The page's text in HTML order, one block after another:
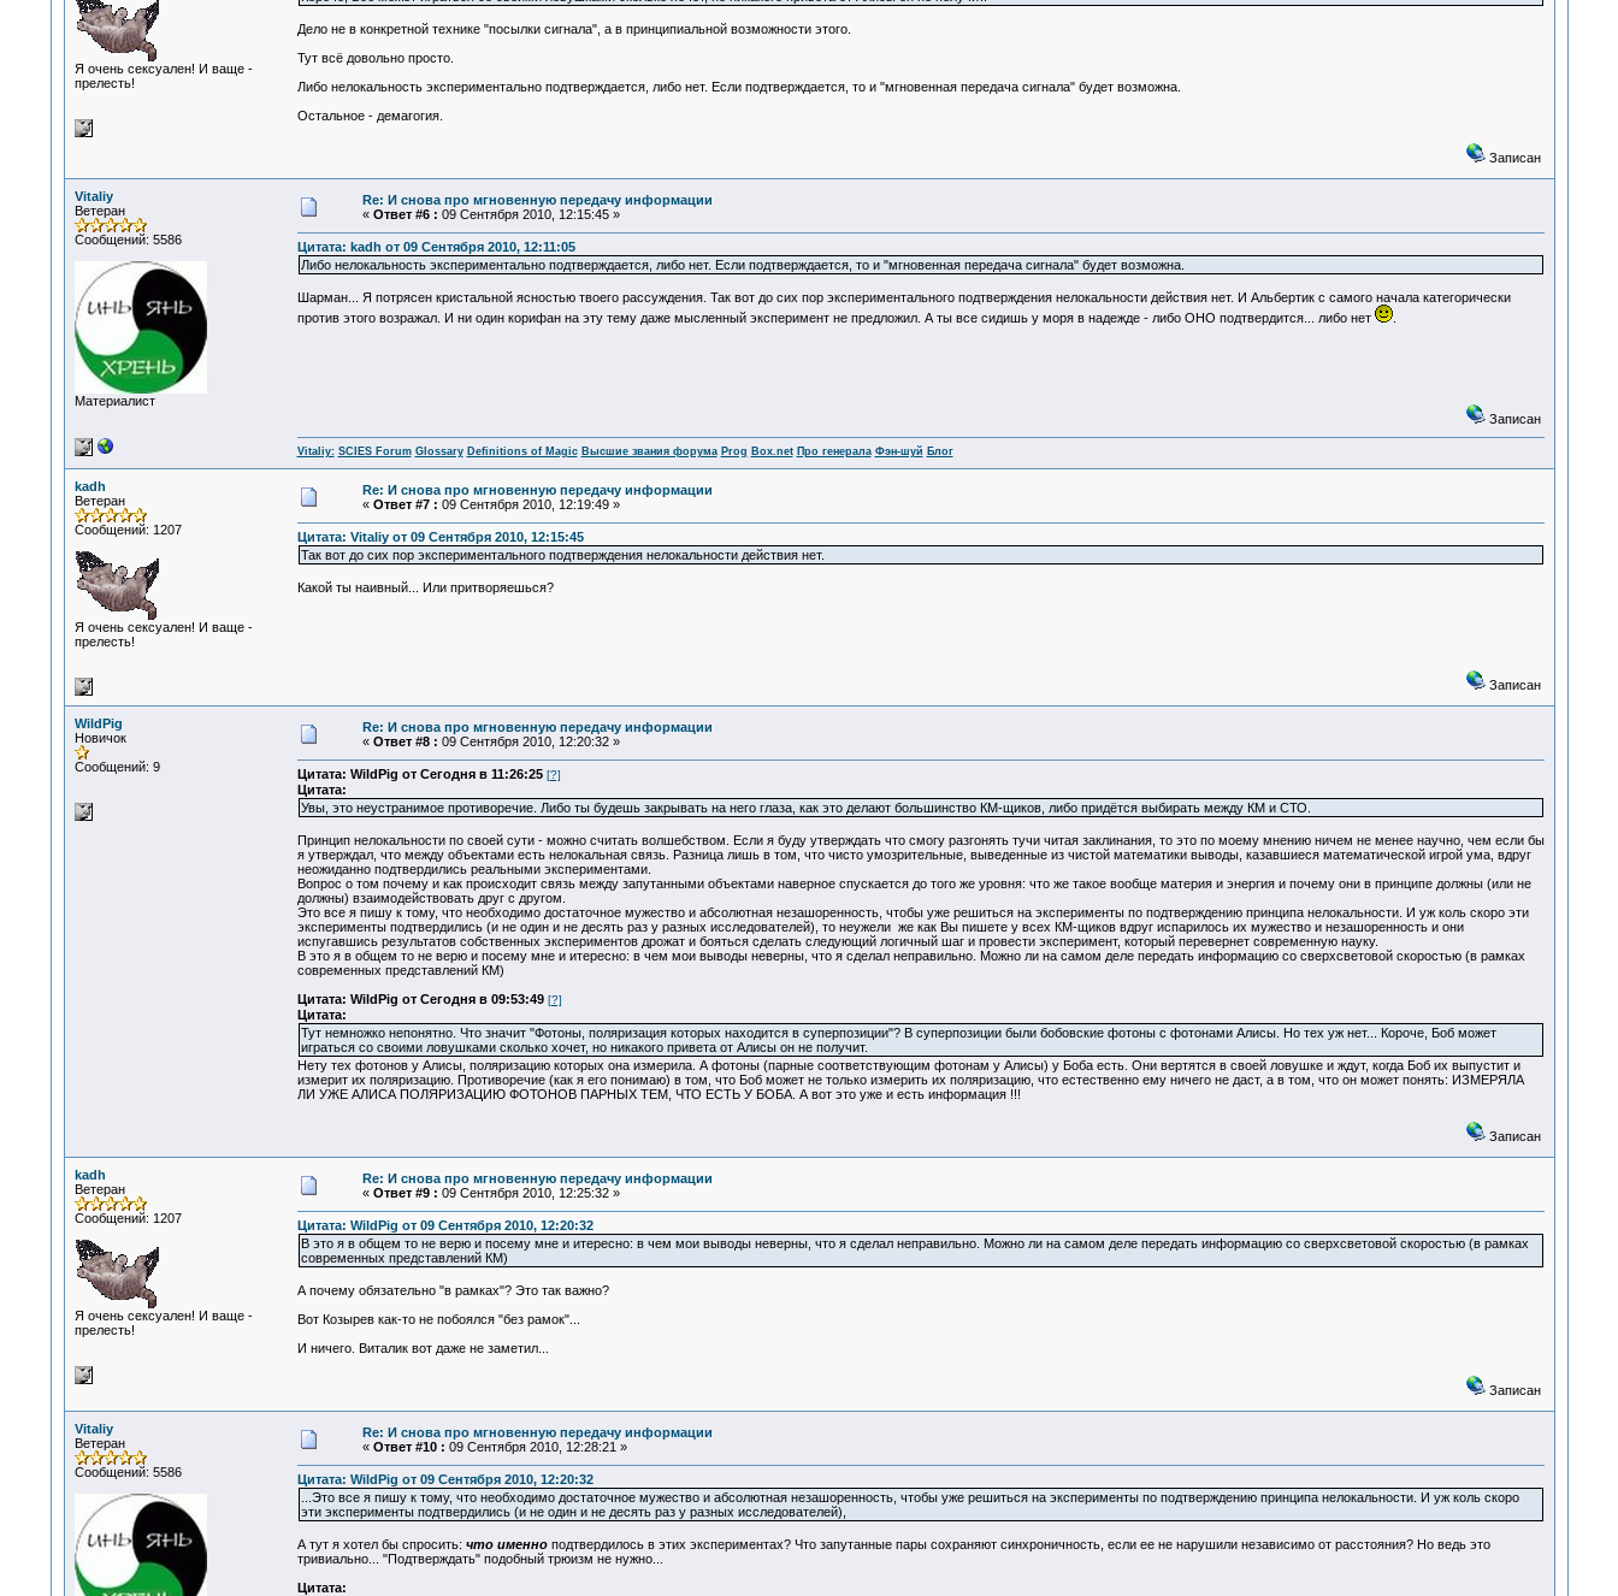
Я очень сексуален! И ваще -
прелесть!
Дело не в конкретной технике "посылки сигнала", а в принципиальной возможности этого.
Тут всё довольно просто.
Либо нелокальность экспериментально подтверждается, либо нет. Если подтверждается, то и "мгновенная передача сигнала" будет возможна.
Остальное - демагогия.
Записан
Vitaliy
Ветеран
Сообщений: 5586
Материалист
Re: И снова про мгновенную передачу информации
« Ответ #6 : 09 Сентября 2010, 12:15:45 »
Цитата: kadh от 09 Сентября 2010, 12:11:05
Либо нелокальность экспериментально подтверждается, либо нет. Если подтверждается, то и "мгновенная передача сигнала" будет возможна.
Шарман... Я потрясен кристальной ясностью твоего рассуждения. Так вот до сих пор экспериментального подтверждения нелокальности действия нет. И Альбертик с самого начала категорически
против этого возражал. И ни один корифан на эту тему даже мысленный эксперимент не предложил. А ты все сидишь у моря в надежде - либо ОНО подтвердится... либо нет
.
Записан
Vitaliy: SCIES Forum Glossary Definitions of Magic Высшие звания форума Prog Box.net Про генерала Фэн-шуй Блог
kadh
Ветеран
Сообщений: 1207
Я очень сексуален! И ваще -
прелесть!
Re: И снова про мгновенную передачу информации
« Ответ #7 : 09 Сентября 2010, 12:19:49 »
Цитата: Vitaliy от 09 Сентября 2010, 12:15:45
Так вот до сих пор экспериментального подтверждения нелокальности действия нет.
Какой ты наивный... Или притворяешься?
Записан
WildPig
Новичок
Сообщений: 9
Re: И снова про мгновенную передачу информации
« Ответ #8 : 09 Сентября 2010, 12:20:32 »
Цитата: WildPig от Сегодня в 11:26:25 [?]
Цитата:
Увы, это неустранимое противоречие. Либо ты будешь закрывать на него глаза, как это делают большинство КМ-щиков, либо придётся выбирать между КМ и СТО.
Принцип нелокальности по своей сути - можно считать волшебством. Если я буду утверждать что смогу разгонять тучи читая заклинания, то это по моему мнению ничем не менее научно, чем если бы
я утверждал, что между объектами есть нелокальная связь. Разница лишь в том, что чисто умозрительные, выведенные из чистой математики выводы, казавшиеся математической игрой ума, вдруг
неожиданно подтвердились реальными экспериментами.
Вопрос о том почему и как происходит связь между запутанными объектами наверное спускается до того же уровня: что же такое вообще материя и энергия и почему они в принципе должны (или не
должны) взаимодействовать друг с другом.
Это все я пишу к тому, что необходимо достаточное мужество и абсолютная незашоренность, чтобы уже решиться на эксперименты по подтверждению принципа нелокальности. И уж коль скоро эти
эксперименты подтвердились (и не один и не десять раз у разных исследователей), то неужели же как Вы пишете у всех КМ-щиков вдруг испарилось их мужество и незашоренность и они
испугавшись результатов собственных экспериментов дрожат и бояться сделать следующий логичный шаг и провести эксперимент, который перевернет современную науку.
В это я в общем то не верю и посему мне и итересно: в чем мои выводы неверны, что я сделал неправильно. Можно ли на самом деле передать информацию со сверхсветовой скоростью (в рамках
современных представлений КМ)
Цитата: WildPig от Сегодня в 09:53:49 [?]
Цитата:
Тут немножко непонятно. Что значит "Фотоны, поляризация которых находится в суперпозиции"? В суперпозиции были бобовские фотоны с фотонами Алисы. Но тех уж нет... Короче, Боб может
играться со своими ловушками сколько хочет, но никакого привета от Алисы он не получит.
Нету тех фотонов у Алисы, поляризацию которых она измерила. А фотоны (парные соответствующим фотонам у Алисы) у Боба есть. Они вертятся в своей ловушке и ждут, когда Боб их выпустит и
измерит их поляризацию. Противоречие (как я его понимаю) в том, что Боб может не только измерить их поляризацию, что естественно ему ничего не даст, а в том, что он может понять: ИЗМЕРЯЛА
ЛИ УЖЕ АЛИСА ПОЛЯРИЗАЦИЮ ФОТОНОВ ПАРНЫХ ТЕМ, ЧТО ЕСТЬ У БОБА. А вот это уже и есть информация !!!
Записан
kadh
Ветеран
Сообщений: 1207
Я очень сексуален! И ваще -
прелесть!
Re: И снова про мгновенную передачу информации
« Ответ #9 : 09 Сентября 2010, 12:25:32 »
Цитата: WildPig от 09 Сентября 2010, 12:20:32
В это я в общем то не верю и посему мне и итересно: в чем мои выводы неверны, что я сделал неправильно. Можно ли на самом деле передать информацию со сверхсветовой скоростью (в рамках
современных представлений КМ)
А почему обязательно "в рамках"? Это так важно?
Вот Козырев как-то не побоялся "без рамок"...
И ничего. Виталик вот даже не заметил...
Записан
Vitaliy
Ветеран
Сообщений: 5586
Re: И снова про мгновенную передачу информации
« Ответ #10 : 09 Сентября 2010, 12:28:21 »
Цитата: WildPig от 09 Сентября 2010, 12:20:32
...Это все я пишу к тому, что необходимо достаточное мужество и абсолютная незашоренность, чтобы уже решиться на эксперименты по подтверждению принципа нелокальности. И уж коль скоро
эти эксперименты подтвердились (и не один и не десять раз у разных исследователей),
А тут я хотел бы спросить: что именноподтвердилось в этих экспериментах? Что запутанные пары сохраняют синхроничность, если ее не нарушили независимо от расстояния? Но ведь это
тривиально... "Подтверждать" подобный трюизм не нужно...
Цитата: